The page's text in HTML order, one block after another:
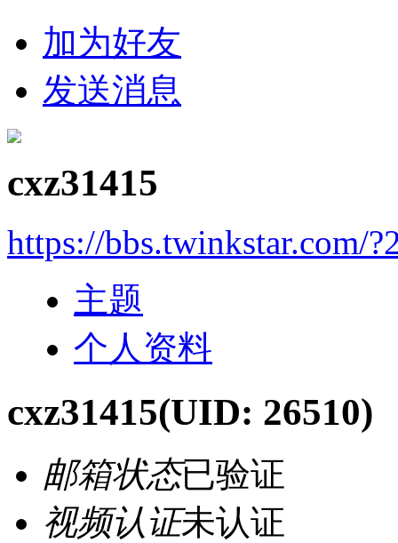
加为好友
发送消息
cxz31415
https://bbs.twinkstar.com/
主题
个人资料
cxz31415(UID: 26510)
邮箱状态已验证
视频认证未认证